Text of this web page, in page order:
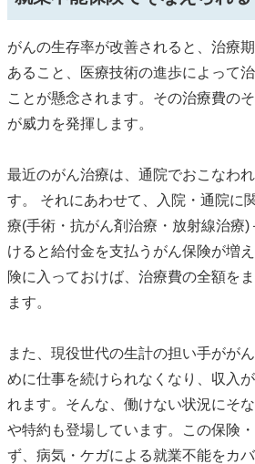
がんの生存率が改善されると、治療
あること、医療技術の進歩によって
ことが懸念されます。その治療費の
が威力を発揮します。
最近のがん治療は、通院でおこなわ
す。 それにあわせて、入院・通院に
療(手術・抗がん剤治療・放射線治療
けると給付金を支払うがん保険が増
険に入っておけば、治療費の全額を
ます。
また、現役世代の生計の担い手がが
めに仕事を続けられなくなり、収入
れます。そんな、働けない状況にそ
や特約も登場しています。この保険
ず、病気・ケガによる就業不能をカバ